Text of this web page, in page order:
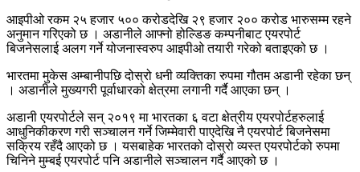
आइपीओ रकम २५ हजार ५०० करोडदेखि २९ हजार २०० करोड भारुसम्म रहने
अनुमान गरिएको छ । अडानीले आफ्नो होल्डिङ कम्पनीबाट एयरपोर्ट
बिजनेसलाई अलग गर्ने योजनास्वरुप आइपीओ तयारी गरेको बताइएको छ ।
भारतमा मुकेस अम्बानीपछि दोस्रो धनी व्यक्तिका रुपमा गौतम अडानी रहेका छन्
। अडानीले मुख्यगरी पूर्वाधारको क्षेत्रमा लगानी गर्दै आएका छन् ।
अडानी एयरपोर्टले सन् २०१९ मा भारतका ६ वटा क्षेत्रीय एयरपोर्टहरुलाई
आधुनिकीकरण गरी सञ्चालन गर्ने जिम्मेवारी पाएदेखि नै एयरपोर्ट बिजनेसमा
सक्रिय रहँदै आएको छ । यसबाहेक भारतको दोस्रो व्यस्त एयरपोर्टको रुपमा
चिनिने मुम्बई एयरपोर्ट पनि अडानीले सञ्चालन गर्दै आएको छ ।